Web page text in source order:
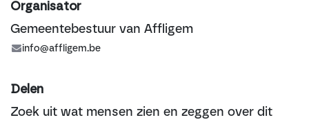
Organisator
Gemeentebestuur van Affligem
info@affligem.be
Delen
Zoek uit wat mensen zien en zeggen over dit